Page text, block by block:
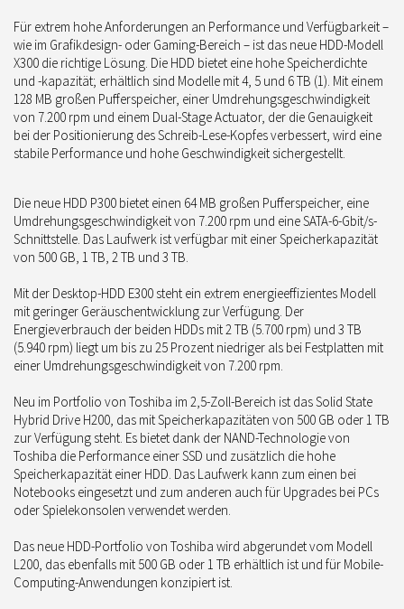
Für extrem hohe Anforderungen an Performance und Verfügbarkeit –
wie im Grafikdesign- oder Gaming-Bereich – ist das neue HDD-Modell
X300 die richtige Lösung. Die HDD bietet eine hohe Speicherdichte
und -kapazität; erhältlich sind Modelle mit 4, 5 und 6 TB (1). Mit einem
128 MB großen Pufferspeicher, einer Umdrehungsgeschwindigkeit
von 7.200 rpm und einem Dual-Stage Actuator, der die Genauigkeit
bei der Positionierung des Schreib-Lese-Kopfes verbessert, wird eine
stabile Performance und hohe Geschwindigkeit sichergestellt.
Die neue HDD P300 bietet einen 64 MB großen Pufferspeicher, eine
Umdrehungsgeschwindigkeit von 7.200 rpm und eine SATA-6-Gbit/s-
Schnittstelle. Das Laufwerk ist verfügbar mit einer Speicherkapazität
von 500 GB, 1 TB, 2 TB und 3 TB.
Mit der Desktop-HDD E300 steht ein extrem energieeffizientes Modell
mit geringer Geräuschentwicklung zur Verfügung. Der
Energieverbrauch der beiden HDDs mit 2 TB (5.700 rpm) und 3 TB
(5.940 rpm) liegt um bis zu 25 Prozent niedriger als bei Festplatten mit
einer Umdrehungsgeschwindigkeit von 7.200 rpm.
Neu im Portfolio von Toshiba im 2,5-Zoll-Bereich ist das Solid State
Hybrid Drive H200, das mit Speicherkapazitäten von 500 GB oder 1 TB
zur Verfügung steht. Es bietet dank der NAND-Technologie von
Toshiba die Performance einer SSD und zusätzlich die hohe
Speicherkapazität einer HDD. Das Laufwerk kann zum einen bei
Notebooks eingesetzt und zum anderen auch für Upgrades bei PCs
oder Spielekonsolen verwendet werden.
Das neue HDD-Portfolio von Toshiba wird abgerundet vom Modell
L200, das ebenfalls mit 500 GB oder 1 TB erhältlich ist und für Mobile-
Computing-Anwendungen konzipiert ist.